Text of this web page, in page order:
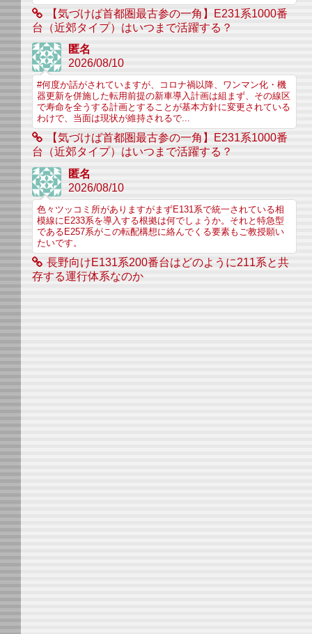
【気づけば首都圏最古参の一角】E231系1000番
台（近郊タイプ）はいつまで活躍する？
匿名
2026/08/10
#何度か話がされていますが、コロナ禍以降、ワンマン化・機
器更新を併施した転用前提の新車導入計画は組まず、その線区
で寿命を全うする計画とすることが基本方針に変更されている
わけで、当面は現状が維持されるで...
【気づけば首都圏最古参の一角】E231系1000番
台（近郊タイプ）はいつまで活躍する？
匿名
2026/08/10
色々ツッコミ所がありますがまずE131系で統一されている相
模線にE233系を導入する根拠は何でしょうか。それと特急型
であるE257系がこの転配構想に絡んでくる要素もご教授願い
たいです。
長野向けE131系200番台はどのように211系と共
存する運行体系なのか